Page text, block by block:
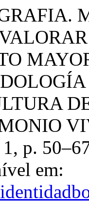
1, p.
em: